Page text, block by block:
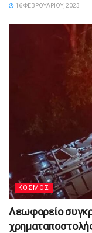
16 ΦΕΒΡΟΥΑΡΊΟΥ, 2023
ΚΟΣΜΟΣ
Λεωφορείο